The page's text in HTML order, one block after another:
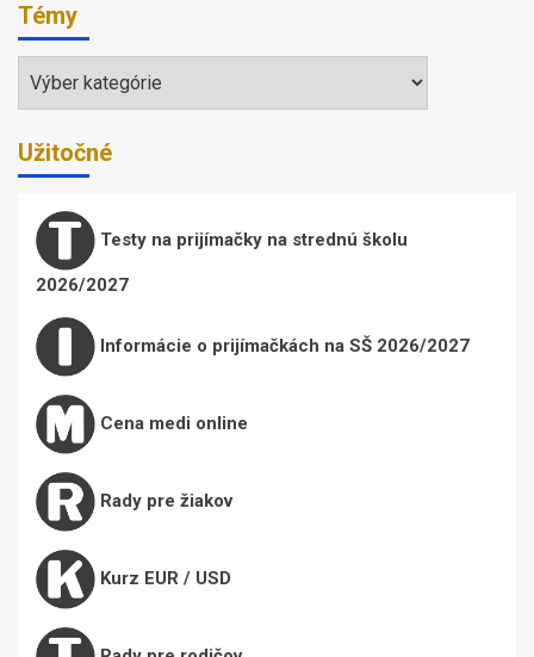
Témy
Témy
Užitočné
Testy na prijímačky na strednú školu
2026/2027
Informácie o prijímačkách na SŠ 2026/2027
Cena medi online
Rady pre žiakov
Kurz EUR / USD